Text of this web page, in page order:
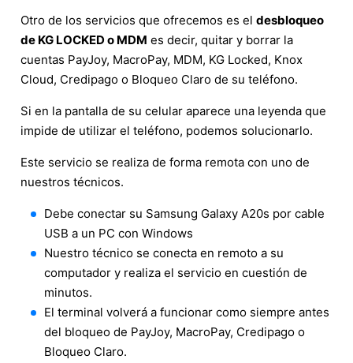
Otro de los servicios que ofrecemos es el desbloqueo
de KG LOCKED o MDM es decir, quitar y borrar la
cuentas PayJoy, MacroPay, MDM, KG Locked, Knox
Cloud, Credipago o Bloqueo Claro de su teléfono.
Si en la pantalla de su celular aparece una leyenda que
impide de utilizar el teléfono, podemos solucionarlo.
Este servicio se realiza de forma remota con uno de
nuestros técnicos.
Debe conectar su Samsung Galaxy A20s por cable
USB a un PC con Windows
Nuestro técnico se conecta en remoto a su
computador y realiza el servicio en cuestión de
minutos.
El terminal volverá a funcionar como siempre antes
del bloqueo de PayJoy, MacroPay, Credipago o
Bloqueo Claro.